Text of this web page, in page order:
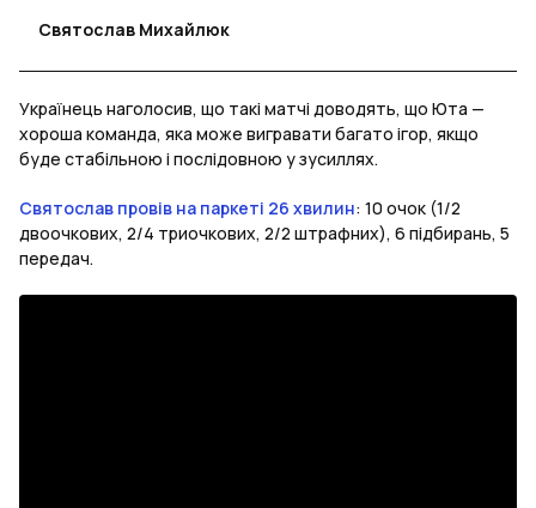
Святослав Михайлюк
Українець наголосив, що такі матчі доводять, що Юта —
хороша команда, яка може вигравати багато ігор, якщо
буде стабільною і послідовною у зусиллях.
Святослав провів на паркеті 26 хвилин: 10 очок (1/2
двоочкових, 2/4 триочкових, 2/2 штрафних), 6 підбирань, 5
передач.